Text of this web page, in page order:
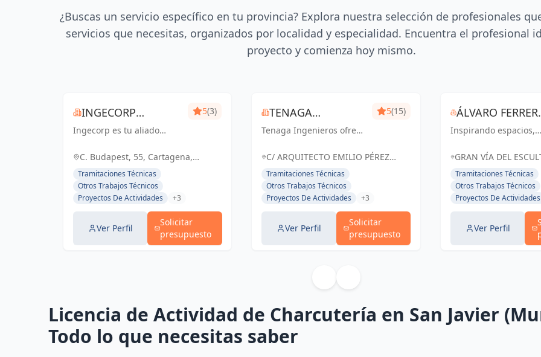
¿Buscas un servicio específico en tu provincia? Explora nuestra selección de profesionales
servicios que necesitas, organizados por localidad y especialidad. Encuentra el profesional
proyecto y comienza hoy mismo.
INGECORP
PROYECTOS
Ingecorp es tu aliado
la realización de tu
proyecto. Especializados
en licencias, proyectos
ejecutivos, reformas y
energía solar. Expertos
5(3)
C. Budapest, 55, Cartagena,
España, España
Tramitaciones Técnicas
Otros Trabajos Técnicos
Proyectos De Actividades
+3
Ver Perfil
Solicitar
presupuesto
TENAGA
INGENIEROS SL
Tenaga Ingenieros ofrece
en ingeniería, centrados
energética y reducir
costos para sus clientes.
Desde proyectos hasta
5(15)
C/ ARQUITECTO EMILIO PÉREZ
PIÑERO Nº 17 BAJO MURCIA,
España
Tramitaciones Técnicas
Otros Trabajos Técnicos
Proyectos De Actividades
+3
Ver Perfil
Solicitar
presupuesto
ÁLVARO FERRER,
ARQUITECTO
Inspirando espacios,
GRAN VÍA DEL
FRANCISCO
ESPAÑA, España
Tramitaciones Técnicas
Otros Trabajos Técnicos
Proyectos De Actividades
Ver Perfil
Licencia de Actividad de Charcutería en San Javier
Todo lo que necesitas saber